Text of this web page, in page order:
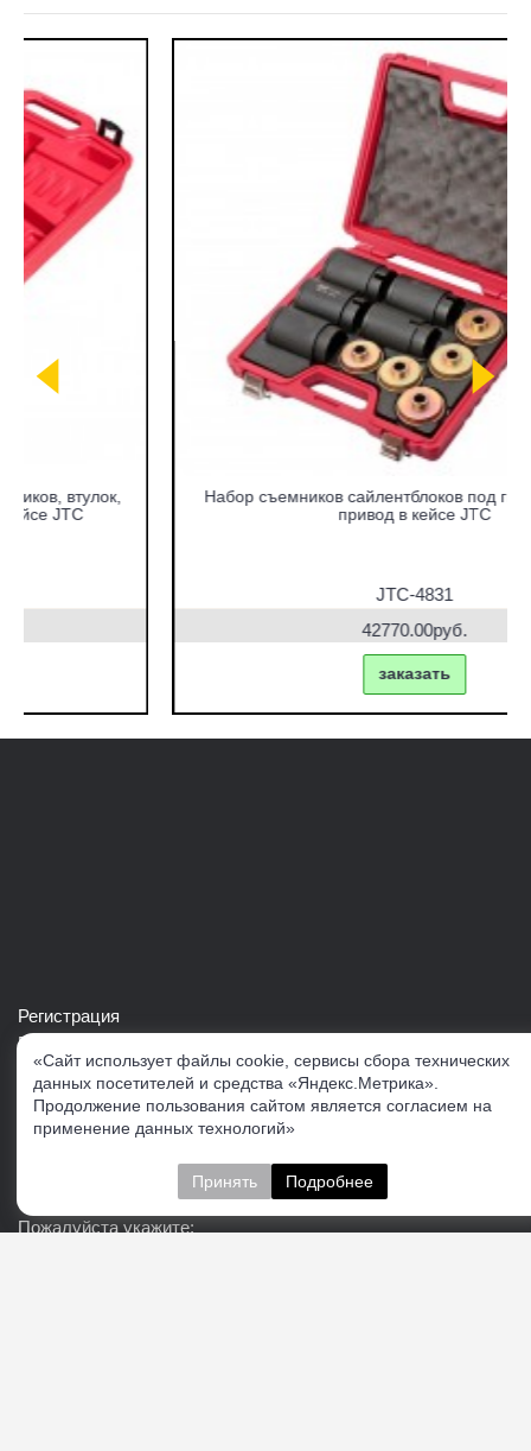
Набор съемников сайлентблоков под гидравлический
привод в кейсе JTC
Регистрация
Войти в свой аккаунт
Скачать каталог продукции VERTUL
Следите за нами
Пожалуйста укажите:
«Сайт использует файлы cookie, сервисы сбора технических
данных посетителей и средства «Яндекс.Метрика».
Продолжение пользования сайтом является согласием на
применение данных технологий»
Принять Подробнее